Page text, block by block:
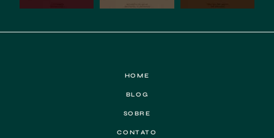
HOME
BLOG
SOBRE
CONTATO